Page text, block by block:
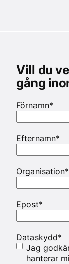
Vill du
gång
Förnamn*
Efternamn*
Organisation*
Epost*
Dataskydd*
Jag
hanterar